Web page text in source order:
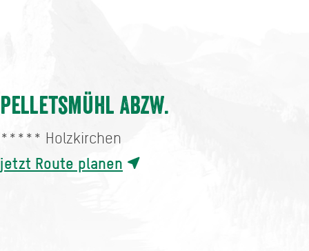
Pelletsmühl Abzw.
***** Holzkirchen
jetzt Route planen